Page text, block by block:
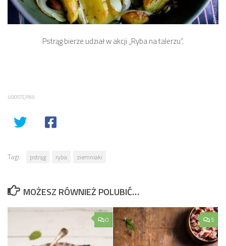
Pstrąg bierze udział w akcji „Ryba na talerzu”.
UDOSTĘPNIJ
Tagi: pstrąg ryba ziemniaki
MOŻESZ RÓWNIEŻ POLUBIĆ…
0 5